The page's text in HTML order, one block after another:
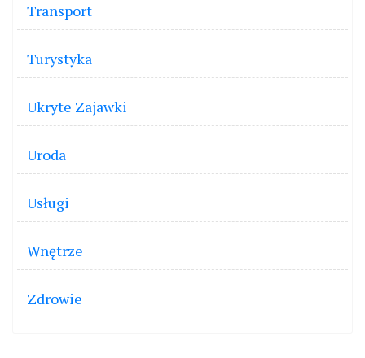
Transport
Turystyka
Ukryte Zajawki
Uroda
Usługi
Wnętrze
Zdrowie